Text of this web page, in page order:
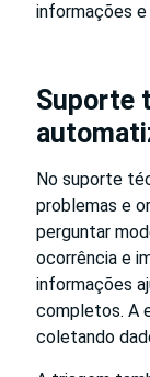
informações e
Suporte
No suporte
problemas e
perguntar
ocorrência e
informações
completos. A
coletando